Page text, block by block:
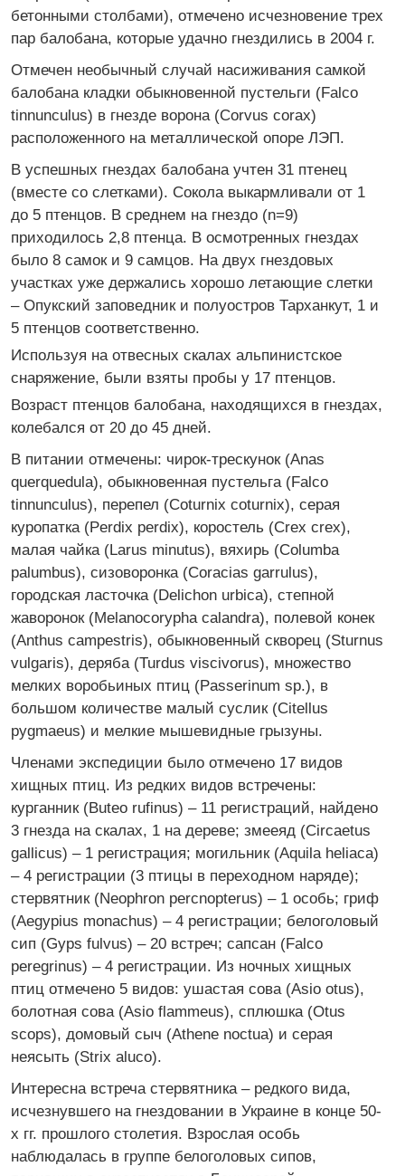
бетонными столбами), отмечено исчезновение трех
пар балобана, которые удачно гнездились в 2004 г.
Отмечен необычный случай насиживания самкой
балобана кладки обыкновенной пустельги (Falco
tinnunculus) в гнезде ворона (Corvus corax)
расположенного на металлической опоре ЛЭП.
В успешных гнездах балобана учтен 31 птенец
(вместе со слетками). Сокола выкармливали от 1
до 5 птенцов. В среднем на гнездо (n=9)
приходилось 2,8 птенца. В осмотренных гнездах
было 8 самок и 9 самцов. На двух гнездовых
участках уже держались хорошо летающие слетки
– Опукский заповедник и полуостров Тарханкут, 1 и
5 птенцов соответственно.
Используя на отвесных скалах альпинистское
снаряжение, были взяты пробы у 17 птенцов.
Возраст птенцов балобана, находящихся в гнездах,
колебался от 20 до 45 дней.
В питании отмечены: чирок-трескунок (Anas
querquedula), обыкновенная пустельга (Falco
tinnunculus), перепел (Coturnix coturnix), серая
куропатка (Perdix perdix), коростель (Crex crex),
малая чайка (Larus minutus), вяхирь (Columba
palumbus), сизоворонка (Coracias garrulus),
городская ласточка (Delichon urbica), степной
жаворонок (Melanocorypha calandra), полевой конек
(Anthus campestris), обыкновенный скворец (Sturnus
vulgaris), деряба (Turdus viscivorus), множество
мелких воробьиных птиц (Passerinum sp.), в
большом количестве малый суслик (Citellus
pygmaeus) и мелкие мышевидные грызуны.
Членами экспедиции было отмечено 17 видов
хищных птиц. Из редких видов встречены:
курганник (Buteo rufinus) – 11 регистраций, найдено
3 гнезда на скалах, 1 на дереве; змееяд (Circaetus
gallicus) – 1 регистрация; могильник (Aquila heliaca)
– 4 регистрации (3 птицы в переходном наряде);
стервятник (Neophron percnopterus) – 1 особь; гриф
(Aegypius monachus) – 4 регистрации; белоголовый
сип (Gyps fulvus) – 20 встреч; сапсан (Falco
peregrinus) – 4 регистрации. Из ночных хищных
птиц отмечено 5 видов: ушастая сова (Asio otus),
болотная сова (Asio flammeus), сплюшка (Otus
scops), домовый сыч (Athene noctua) и серая
неясыть (Strix aluco).
Интересна встреча стервятника – редкого вида,
исчезнувшего на гнездовании в Украине в конце 50-
х гг. прошлого столетия. Взрослая особь
наблюдалась в группе белоголовых сипов,